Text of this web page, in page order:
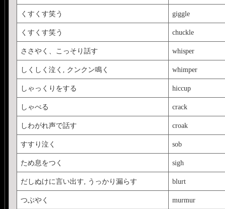
単語も入れておきまし
話を続けたとか意味で
リーポッター関連】
●<a href="http://
法な言葉</a>
●<a href="http://
に出てくる生物</a>
●<a href="
http://
から学ぶ「いろいろ
http://
から学ぶ「いろいろ
http://
くすくす笑う giggle
くすくす笑う chuckle
ささやく、こっそり話す whisper
しくしく泣く, クンクン鳴く whimper
しゃっくりをする hiccup
しゃべる crack
しわがれ声で話す croak
すすり泣く sob
ため息をつく sigh
だしぬけに言い出す, うっかり漏らす blurt
つぶやく murmur